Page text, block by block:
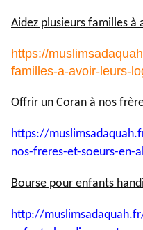
Aidez plusieurs familles à
https://
familles-a-avoir-leurs-
Offrir un Coran à nos
https://
nos-freres-et-soeurs-en-
Bourse pour enfants
http://